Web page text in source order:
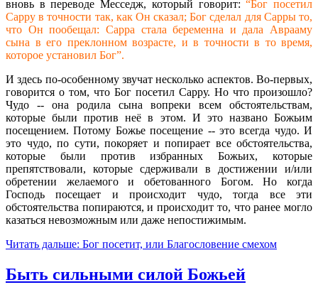
вновь в переводе Месседж, который говорит:“Бог посетил
Сарру в точности так, как Он сказал; Бог сделал для Сарры то,
что Он пообещал: Сарра стала беременна и дала Аврааму
сына в его преклонном возрасте, и в точности в то время,
которое установил Бог”.
И здесь по-особенному звучат несколько аспектов. Во-первых,
говорится о том, что Бог посетил Сарру. Но что произошло?
Чудо -- она родила сына вопреки всем обстоятельствам,
которые были против неё в этом. И это названо Божьим
посещением. Потому Божье посещение -- это всегда чудо. И
это чудо, по сути, покоряет и попирает все обстоятельства,
которые были против избранных Божьих, которые
препятствовали, которые сдерживали в достижении и/или
обретении желаемого и обетованного Богом. Но когда
Господь посещает и происходит чудо, тогда все эти
обстоятельства попираются, и происходит то, что ранее могло
казаться невозможным или даже непостижимым.
Читать дальше: Бог посетит, или Благословение смехом
Быть сильными силой Божьей